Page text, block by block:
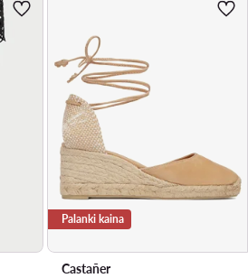
Palanki kaina
Castañer